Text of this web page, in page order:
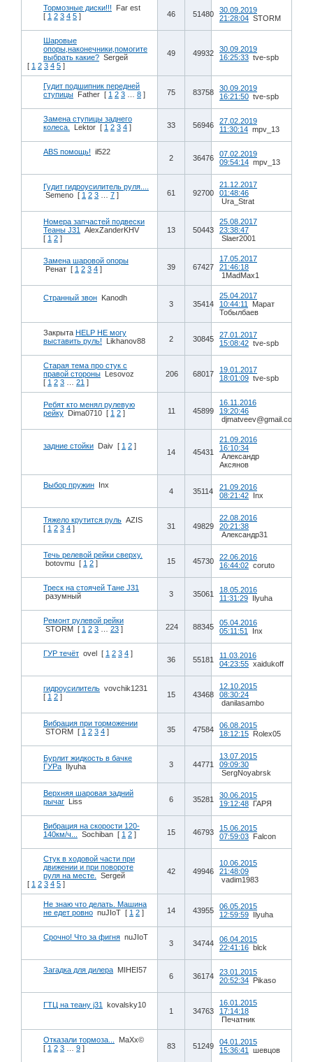
Тормозные диски!!!
Far est
[ 1 2 3 4 5 ] 46 51480
30.09.2019
21:28:04 STORM
Шаровые
опоры,наконечники,помогите
выбрать какие? Sergей
[ 1 2 3 4 5 ]
49 49932
30.09.2019
16:25:33 tve-spb
Гудит подшипник передней
ступицы Father [ 1 2 3 8 ] 75 83758
30.09.2019
16:21:50 tve-spb
Замена ступицы заднего
колеса.
Lektor [ 1 2 3 4 ] 33 56946
27.02.2019
11:30:14 mpv_13
ABS помощь! il522
2 36476
07.02.2019
09:54:14 mpv_13
Гудит гидроусилитель руля....
Semeno [ 1 2 3 7 ] 61 92700
21.12.2017
01:48:46
Ura_Strat
Номера запчастей подвески
Теаны J31
AlexZanderKHV
[ 1 2 ]
13 50443
25.08.2017
23:38:47
Slaer2001
Замена шаровой опоры
Ренат [ 1 2 3 4 ] 39 67427
17.05.2017
21:46:18
1MadMax1
Странный звон Kanodh
3 35414
25.04.2017
10:44:11
Марат
Тобылбаев
Закрыта HELP НЕ могу
выставить руль!
Likhanov88 2 30845
27.01.2017
15:08:42 tve-spb
Старая тема про стук с
правой стороны Lesovoz
[ 1 2 3 21 ]
206 68017
19.01.2017
18:01:09 tve-spb
Ребят кто менял рулевую
рейку Dima0710 [ 1 2 ] 11 45899
16.11.2016
19:20:46
djmatveev@gmail.com
задние стойки Daiv [ 1 2 ]
14 45431
21.09.2016
16:10:34
Александр
Аксянов
Выбор пружин Inx
4 35114
21.09.2016
08:21:42 Inx
Тяжело крутится руль AZIS
[ 1 2 3 4 ] 31 49829
22.08.2016
20:21:38
Александр31
Течь релевой рейки сверху.
botovmu [ 1 2 ] 15 45730
22.06.2016
16:44:02 coruto
Треск на стоячей Тане J31
разумный
3 35061
18.05.2016
11:31:29 Ilyuha
Ремонт рулевой рейки
STORM [ 1 2 3 23 ] 224 88345
05.04.2016
05:11:51
Inx
ГУР течёт ovel [ 1 2 3 4 ]
36 55181
11.03.2016
04:23:55 xaidukoff
гидроусилитель vovchik1231
[ 1 2 ] 15 43468
12.10.2015
08:30:24
danilasambo
Вибрация при торможении
STORM [ 1 2 3 4 ] 35 47584
06.08.2015
18:12:15 Rolex05
Бурлит жидкость в бачке
ГУРа Ilyuha 3 44771
13.07.2015
09:09:30
SergNoyabrsk
Верхняя шаровая задний
рычаг Liss 6 35281
30.06.2015
19:12:48 ГАРЯ
Вибрация на скорости 120-
140км/ч...
Sochiban [ 1 2 ] 15 46793
15.06.2015
07:59:03 Falcon
Стук в ходовой части при
движении и при повороте
руля на месте.
Sergей
[ 1 2 3 4 5 ]
42 49946
10.06.2015
21:48:09
vadim1983
Не знаю что делать. Машина
не едет ровно nuJIoT [ 1 2 ] 14 43955
06.05.2015
12:59:59 Ilyuha
Срочно! Что за фигня nuJIoT
3 34744
06.04.2015
22:41:16 blck
Загадка для дилера MIHEI57
6 36174
23.01.2015
20:52:34 Pikaso
ГТЦ на теану j31 kovalsky10
1 34763
16.01.2015
17:14:18
Печатник
Отказали тормоза...
MaXx©
[ 1 2 3 9 ] 83 51249
04.01.2015
15:36:41
шевцов